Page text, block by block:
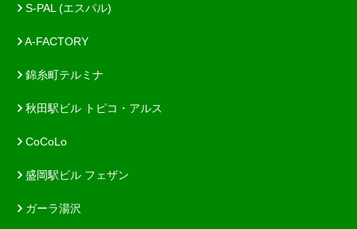
S-PAL (エスパル)
A-FACTORY
錦糸町テルミナ
秋田駅ビル トピコ・アルス
CoCoLo
盛岡駅ビル フェザン
ガーラ湯沢